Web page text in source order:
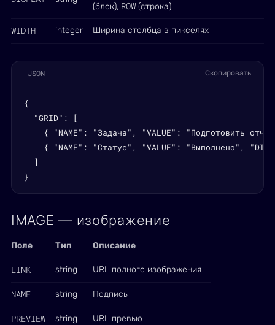
(блок), ROW (строка)
WIDTH integer Ширина столбца в пикселях
JSON Скопировать
{
  "GRID": [
{ "NAME": "Задача", "VALUE": "Подготовить
{ "NAME": "Статус", "VALUE": "Выполнено",
  ]
}
IMAGE — изображение
Поле Тип Описание
LINK string URL полного изображения
NAME string Подпись
PREVIEW string URL превью